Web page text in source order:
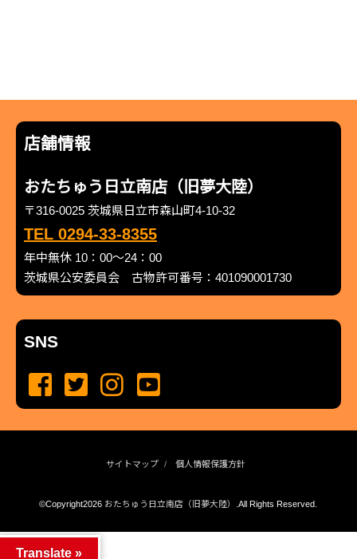
店舗情報
おたちゅう日立南店（旧夢大陸）
〒316-0025 茨城県日立市森山町4-10-32
TEL 0294-33-8355
年中無休 10：00～24：00
茨城県公安委員会 古物許可番号：401090001730
SNS
サイトマップ 個人情報保護方針
©Copyright2026 おたちゅう日立南店（旧夢大陸） .All Rights Reserved.
Translate »